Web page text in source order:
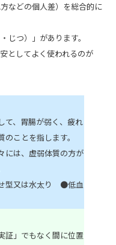
などの個人差）を総合的に
じつ）」があります。
としてよく使われるのが
て、胃腸が弱く、疲れ
ことを指します。
には、虚弱体質の方が
型又は水太り ●低血
証」でもなく間に位置